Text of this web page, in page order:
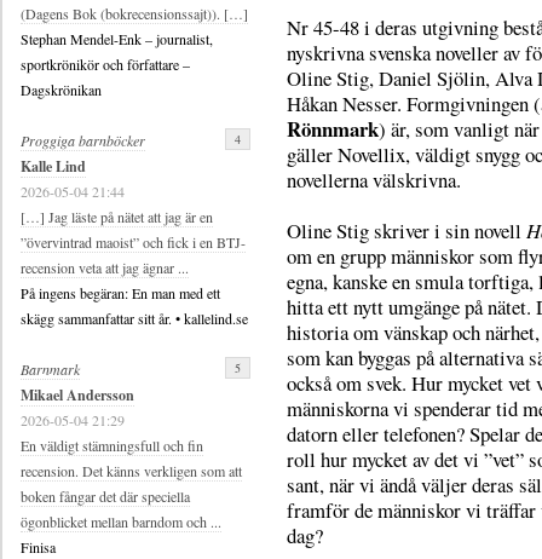
Nr 45-48 i deras utgivning
nyskrivna svenska noveller av
Oline Stig, Daniel Sjölin, Alva
Håkan Nesser. Formgivningen
Rönnmark) är, som vanligt
gäller Novellix, väldigt snygg
novellerna välskrivna.
Oline Stig skriver i sin novell
om en grupp människor som
egna, kanske en smula
hitta ett nytt umgänge på nätet.
historia om vänskap och
som kan byggas på alternativa
också om svek. Hur mycket vet
människorna vi spenderar tid
datorn eller telefonen? Spelar
roll hur mycket av det vi ”vet”
sant, när vi ändå väljer deras
framför de människor vi träffar
dag?
(Dagens Bok (bokrecensionssajt)). […]
Stephan Mendel-Enk – journalist,
sportkrönikör och författare –
Dagskrönikan
Proggiga barnböcker
Kalle Lind
2026-05-04 21:44
[…] Jag läste på nätet att jag är en
”övervintrad maoist” och fick i en BTJ-
recension veta att jag ägnar ...
På ingens begäran: En man med ett
skägg sammanfattar sitt år. • kallelind.se
4
Barnmark
Mikael Andersson
2026-05-04 21:29
En väldigt stämningsfull och fin
recension. Det känns verkligen som att
boken fångar det där speciella
ögonblicket mellan barndom och ...
Finisa
5